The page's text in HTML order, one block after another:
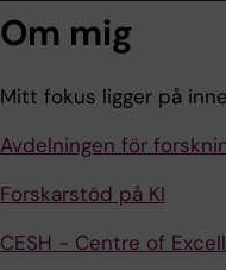
Om mig
Mitt fokus ligger på
Avdelningen för
Forskarstöd på KI
CESH - Centre of